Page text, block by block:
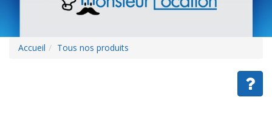
Accueil Tous nos produits